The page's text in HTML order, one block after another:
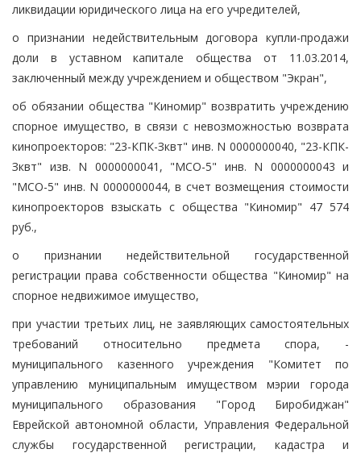
ликвидации юридического лица на его учредителей,
о признании недействительным договора купли-продажи
доли в уставном капитале общества от 11.03.2014,
заключенный между учреждением и обществом "Экран",
об обязании общества "Киномир" возвратить учреждению
спорное имущество, в связи с невозможностью возврата
кинопроекторов: "23-КПК-Зквт" инв. N 0000000040, "23-КПК-
Зквт" изв. N 0000000041, "МСО-5" инв. N 0000000043 и
"МСО-5" инв. N 0000000044, в счет возмещения стоимости
кинопроекторов взыскать с общества "Киномир" 47 574
руб.,
о признании недействительной государственной
регистрации права собственности общества "Киномир" на
спорное недвижимое имущество,
при участии третьих лиц, не заявляющих самостоятельных
требований относительно предмета спора, -
муниципального казенного учреждения "Комитет по
управлению муниципальным имуществом мэрии города
муниципального образования "Город Биробиджан"
Еврейской автономной области, Управления Федеральной
службы государственной регистрации, кадастра и